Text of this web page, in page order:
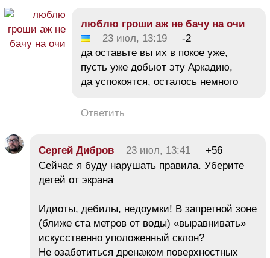
люблю гроши аж не бачу на очи
23 июл, 13:19
-2
да оставьте вы их в покое уже,
пусть уже добьют эту Аркадию,
да успокоятся, осталось немного
Ответить
Сергей Дибров 23 июл, 13:41
+56
Сейчас я буду нарушать правила. Уберите
детей от экрана
Идиоты, дебилы, недоумки! В запретной зоне
(ближе ста метров от воды) «выравнивать»
искусственно уположенный склон?
Не озаботиться дренажом поверхностных